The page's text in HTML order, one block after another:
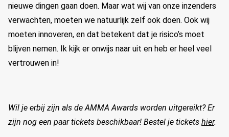
nieuwe dingen gaan doen. Maar wat wij van onze inzenders
verwachten, moeten we natuurlijk zelf ook doen. Ook wij
moeten innoveren, en dat betekent dat je risico’s moet
blijven nemen. Ik kijk er onwijs naar uit en heb er heel veel
vertrouwen in!
Wil je erbij zijn als de AMMA Awards worden uitgereikt? Er
zijn nog een paar tickets beschikbaar! Bestel je tickets hier.